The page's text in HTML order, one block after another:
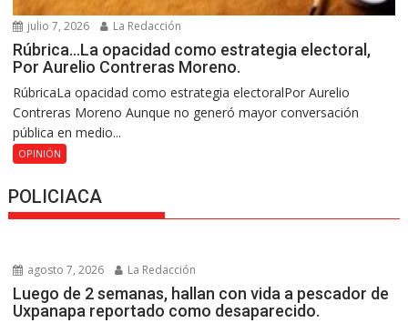
julio 7, 2026 La Redacción
Rúbrica…La opacidad como estrategia electoral,
Por Aurelio Contreras Moreno.
RúbricaLa opacidad como estrategia electoralPor Aurelio
Contreras Moreno Aunque no generó mayor conversación
pública en medio...
OPINIÓN
POLICIACA
agosto 7, 2026 La Redacción
Luego de 2 semanas, hallan con vida a pescador de
Uxpanapa reportado como desaparecido.